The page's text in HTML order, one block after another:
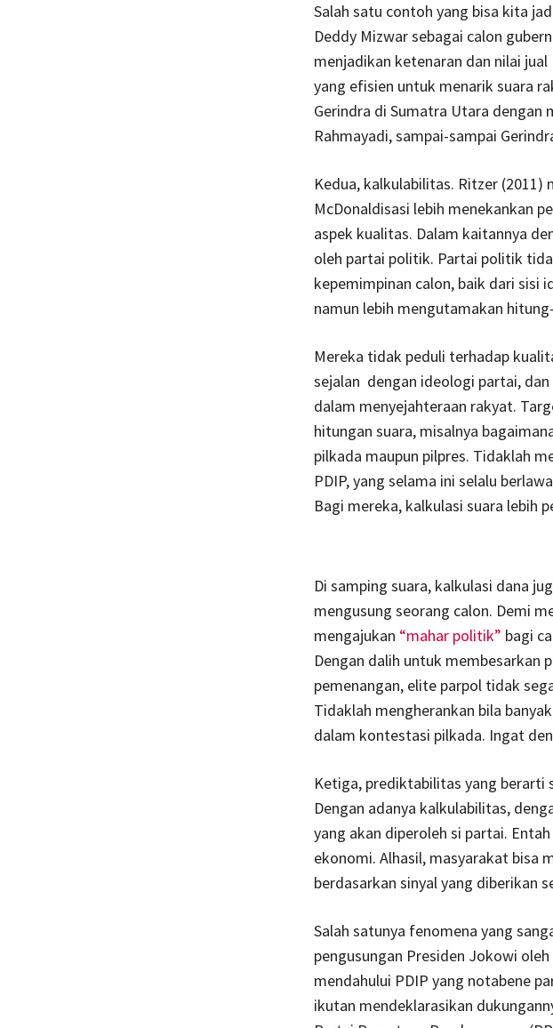
Salah satu contoh yang bisa kita
Deddy Mizwar sebagai calon
menjadikan ketenaran dan nilai
yang efisien untuk menarik suara
Gerindra di Sumatra Utara dengan
Rahmayadi, sampai-sampai
Kedua, kalkulabilitas. Ritzer
McDonaldisasi lebih menekankan
aspek kualitas. Dalam kaitannya
oleh partai politik. Partai politik
kepemimpinan calon, baik dari sisi
namun lebih mengutamakan
Mereka tidak peduli terhadap
sejalan dengan ideologi partai,
dalam menyejahteraan rakyat.
hitungan suara, misalnya
pilkada maupun pilpres. Tidaklah
PDIP, yang selama ini selalu
Bagi mereka, kalkulasi suara lebih
Di samping suara, kalkulasi dana
mengusung seorang calon. Demi
mengajukan “mahar politik” bagi
Dengan dalih untuk membesarkan
pemenangan, elite parpol tidak
Tidaklah mengherankan bila
dalam kontestasi pilkada. Ingat
Ketiga, prediktabilitas yang berarti
Dengan adanya kalkulabilitas,
yang akan diperoleh si partai.
ekonomi. Alhasil, masyarakat bisa
berdasarkan sinyal yang diberikan
Salah satunya fenomena yang
pengusungan Presiden Jokowi
mendahului PDIP yang notabene
ikutan mendeklarasikan